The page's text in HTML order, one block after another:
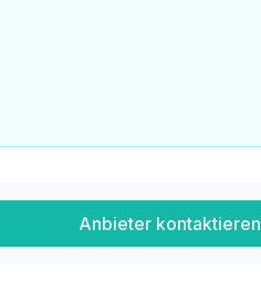
Anbieter kontaktieren